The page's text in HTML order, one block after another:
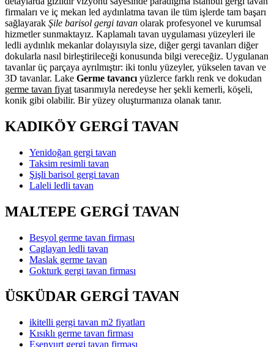
firmaları ve iç mekan led aydınlatma tavan ile tüm işlerde tam başarı
sağlayarak Şile barisol gergi tavan olarak profesyonel ve kurumsal
hizmetler sunmaktayız. Kaplamalı tavan uygulaması yüzeyleri ile
ledli aydınlık mekanlar dolayısıyla size, diğer gergi tavanları diğer
dokularla nasıl birleştirileceği konusunda bilgi vereceğiz. Uygulanan
tavanlar üç parçaya ayrılmıştır: iki tonlu yüzeyler, yükselen tavan ve
3D tavanlar. Lake Germe tavancı yüzlerce farklı renk ve dokudan
germe tavan fiyat tasarımıyla neredeyse her şekli kemerli, köşeli,
konik gibi olabilir. Bir yüzey oluşturmanıza olanak tanır.
KADIKÖY GERGİ TAVAN
Yenidoğan gergi tavan
Taksim resimli tavan
Şişli barisol gergi tavan
Laleli ledli tavan
MALTEPE GERGİ TAVAN
Besyol germe tavan firması
Caglayan ledli tavan
Maslak germe tavan
Gokturk gergi tavan firması
ÜSKÜDAR GERGİ TAVAN
ikitelli gergi tavan m2 fiyatları
Kısıklı germe tavan firması
Esenyurt gergi tavan firması